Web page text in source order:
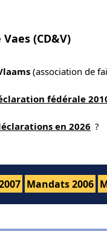
(CD&V)
(association de
fédérale
en 2026 ?
Mandats 2006